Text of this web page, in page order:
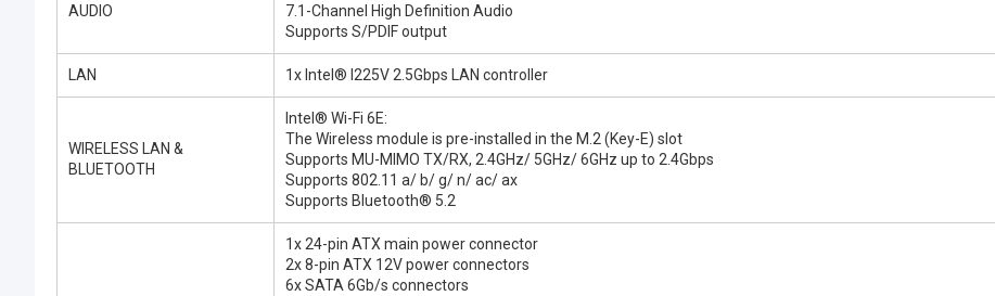
AUDIO
7.1-Channel High Definition Audio
Supports S/PDIF output
LAN 1x Intel® I225V 2.5Gbps LAN controller
WIRELESS LAN &
BLUETOOTH
Intel® Wi-Fi 6E:
The Wireless module is pre-installed in the M.2 (Key-E) slot
Supports MU-MIMO TX/RX, 2.4GHz/ 5GHz/ 6GHz up to 2.4Gbps
Supports 802.11 a/ b/ g/ n/ ac/ ax
Supports Bluetooth® 5.2
1x 24-pin ATX main power connector
2x 8-pin ATX 12V power connectors
6x SATA 6Gb/s connectors